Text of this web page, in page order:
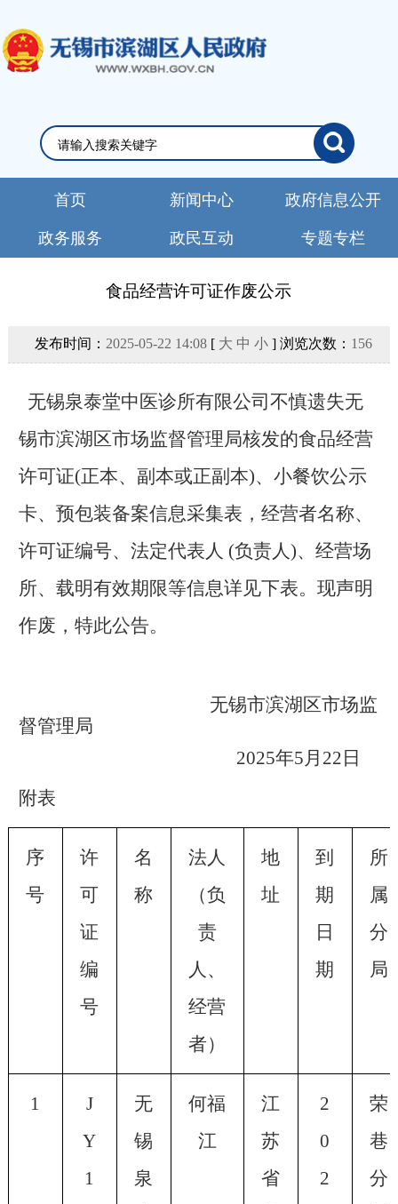
首页 新闻中心 政府信息公开
政务服务 政民互动 专题专栏
食品经营许可证作废公示
发布时间： 2025-05-22 14:08[ 大 中 小] 浏览次数： 156
无锡泉泰堂中医诊所有限公司不慎遗失无
锡市滨湖区市场监督管理局核发的食品经营
许可证(正本、副本或正副本)、小餐饮公示
卡、预包装备案信息采集表，经营者名称、
许可证编号、法定代表人 (负责人)、经营场
所、载明有效期限等信息详见下表。现声明
作废，特此公告。
无锡市滨湖区市场监
督管理局
2025年5月22日
附表
序
号
许
可
证
编
号
名
称
法人
（负
责
人、
经营
者）
地
址
到
期
日
期
所
属
分
局
1
J
Y
1
无
锡
泉
何福
江
江
苏
省
2
0
2
荣
巷
分